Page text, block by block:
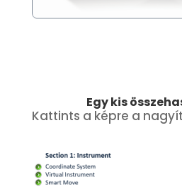
Egy kis
Kattints a képre a